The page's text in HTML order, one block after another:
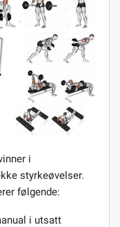
i
styrkeøvelser.
følgende:
i utsatt